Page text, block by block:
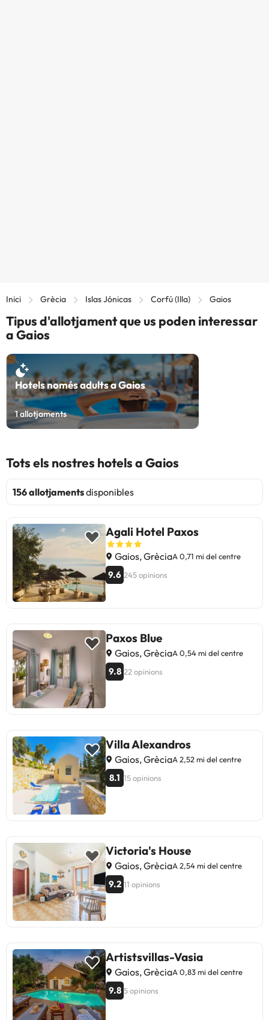
Inici Grècia Islas Jónicas Corfú (Illa) Gaios
Tipus d'allotjament que us poden interessar
a Gaios
Hotels només adults a Gaios
1allotjaments
Tots els nostres hotels a Gaios
156 allotjamentsdisponibles
Agali Hotel Paxos
Gaios, GrèciaA 0,71 mi del centre
9.6 245 opinions
Paxos Blue
Gaios, GrèciaA 0,54 mi del centre
9.8 22 opinions
Villa Alexandros
Gaios, GrèciaA 2,52 mi del centre
8.1 15 opinions
Victoria's House
Gaios, GrèciaA 2,54 mi del centre
9.2 11 opinions
Artistsvillas-Vasia
Gaios, GrèciaA 0,83 mi del centre
9.8 5 opinions